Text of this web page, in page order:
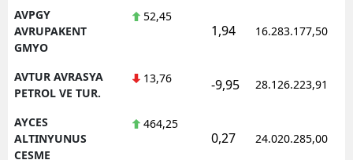
AVPGY
AVRUPAKENT
GMYO
52,45
1,94 16.283.177,50
AVTUR AVRASYA
PETROL VE TUR.
13,76 -9,95 28.126.223,91
AYCES
ALTINYUNUS
CESME
464,25
0,27 24.020.285,00